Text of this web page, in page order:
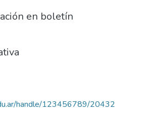
en boletín
handle/123456789/20432